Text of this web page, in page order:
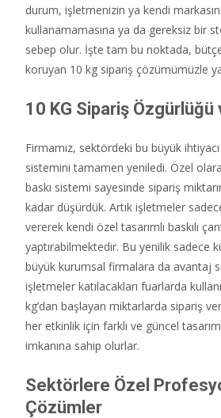
durum, işletmenizin ya kendi
kullanamamasına ya da gereksiz bir
sebep olur. İşte tam bu noktada,
koruyan 10 kg sipariş çözümümüzle
10 KG Sipariş Özgürlüğü
Firmamız, sektördeki bu büyük
sistemini tamamen yeniledi. Özel
baskı sistemi sayesinde sipariş
kadar düşürdük. Artık işletmeler
vererek kendi özel tasarımlı baskılı
yaptırabilmektedir. Bu yenilik sadece
büyük kurumsal firmalara da avantaj
işletmeler katılacakları fuarlarda
kg’dan başlayan miktarlarda sipariş
her etkinlik için farklı ve güncel
imkanına sahip olurlar.
Sektörlere Özel
Çözümler